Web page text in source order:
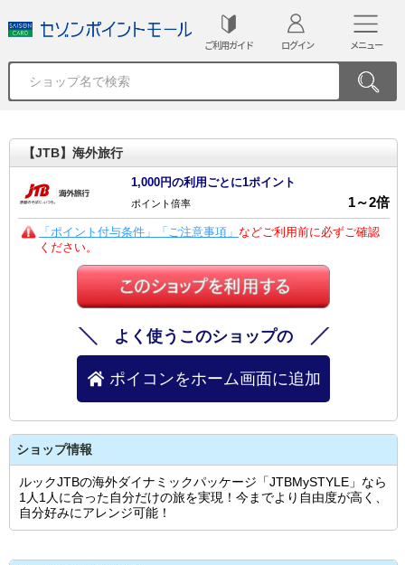
ご利用ガイド ログイン メニュー
【JTB】海外旅行
1,000円の利用ごとに1ポイント
ポイント倍率 1～2倍
「ポイント付与条件」「ご注意事項」 などご利用前に必ずご確認
ください。
よく使うこのショップの
ポイコンをホーム画面に追加
ショップ情報
ルックJTBの海外ダイナミックパッケージ「JTBMySTYLE」なら
1人1人に合った自分だけの旅を実現！今までより自由度が高く、
自分好みにアレンジ可能！